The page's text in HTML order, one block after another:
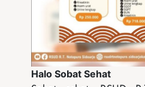
Halo Sobat Sehat